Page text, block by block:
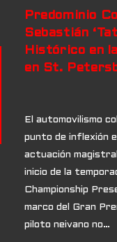
Predominio
Sebastián
Histórico en
en St.
El automovilismo
punto de inflexión
actuación
inicio de la
Championship
marco del Gran
piloto neivano no…